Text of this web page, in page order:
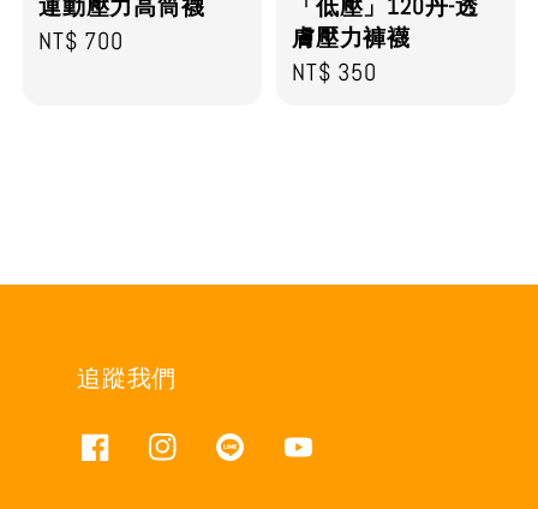
運動壓力高筒襪
Regular
NT$ 700
「低壓」120丹-透
膚壓力褲襪
Regular
NT$ 350
追蹤我們